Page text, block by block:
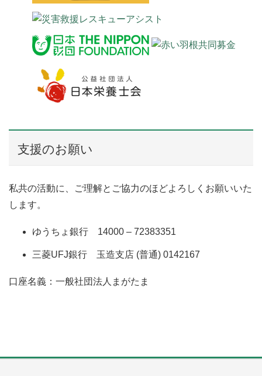
支援のお願い
私共の活動に、ご理解とご協力のほどよろしくお願いいた
します。
ゆうちょ銀行 14000 – 72383351
三菱UFJ銀行 玉造支店 (普通) 0142167
口座名義：一般社団法人まがたま